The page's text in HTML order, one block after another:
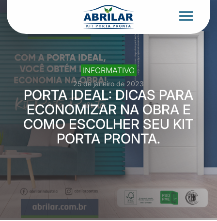
INFORMATIVO
25 de janeiro de 2023
PORTA IDEAL: DICAS PARA
ECONOMIZAR NA OBRA E
COMO ESCOLHER SEU KIT
PORTA PRONTA.